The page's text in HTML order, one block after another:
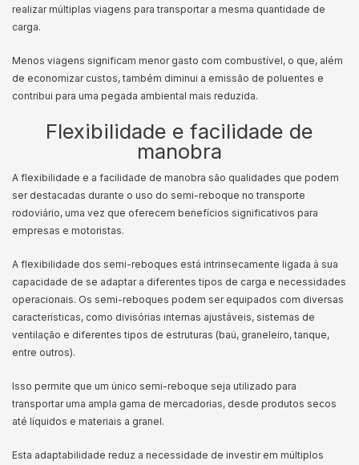
realizar múltiplas viagens para transportar a mesma quantidade de
carga.
Menos viagens significam menor gasto com combustível, o que, além
de economizar custos, também diminui a emissão de poluentes e
contribui para uma pegada ambiental mais reduzida.
Flexibilidade e facilidade de
manobra
A flexibilidade e a facilidade de manobra são qualidades que podem
ser destacadas durante o uso do semi-reboque no transporte
rodoviário, uma vez que oferecem benefícios significativos para
empresas e motoristas.
A flexibilidade dos semi-reboques está intrinsecamente ligada à sua
capacidade de se adaptar a diferentes tipos de carga e necessidades
operacionais. Os semi-reboques podem ser equipados com diversas
características, como divisórias internas ajustáveis, sistemas de
ventilação e diferentes tipos de estruturas (baú, graneleiro, tanque,
entre outros).
Isso permite que um único semi-reboque seja utilizado para
transportar uma ampla gama de mercadorias, desde produtos secos
até líquidos e materiais a granel.
Esta adaptabilidade reduz a necessidade de investir em múltiplos